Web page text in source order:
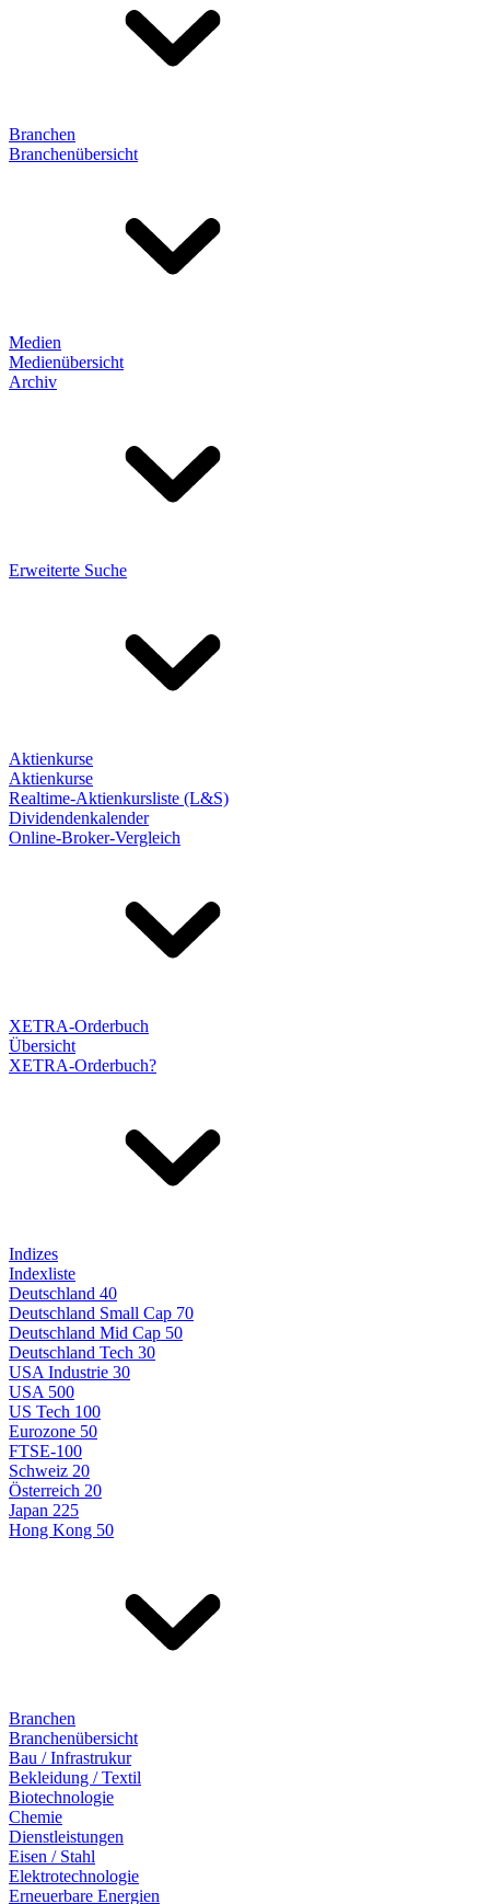
Branchen
Branchenübersicht
Medien
Medienübersicht
Archiv
Erweiterte Suche
Aktienkurse
Aktienkurse
Realtime-Aktienkursliste (L&S)
Dividendenkalender
Online-Broker-Vergleich
XETRA-Orderbuch
Übersicht
XETRA-Orderbuch?
Indizes
Indexliste
Deutschland 40
Deutschland Small Cap 70
Deutschland Mid Cap 50
Deutschland Tech 30
USA Industrie 30
USA 500
US Tech 100
Eurozone 50
FTSE-100
Schweiz 20
Österreich 20
Japan 225
Hong Kong 50
Branchen
Branchenübersicht
Bau / Infrastrukur
Bekleidung / Textil
Biotechnologie
Chemie
Dienstleistungen
Eisen / Stahl
Elektrotechnologie
Erneuerbare Energien